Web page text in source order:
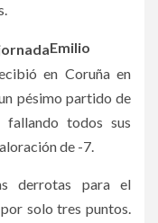
Emilio
en Coruña en
pésimo partido de
todos sus
de -7.
derrotas para el
solo tres puntos.